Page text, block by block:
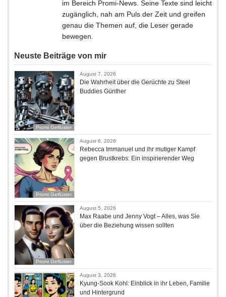
im Bereich Promi-News. Seine Texte sind leicht
zugänglich, nah am Puls der Zeit und greifen
genau die Themen auf, die Leser gerade
bewegen.
Neuste Beiträge von mir
Promi Geflüster
August 7, 2026
Die Wahrheit über die Gerüchte zu Steel
Buddies Günther
Promi Geflüster
August 6, 2026
Rebecca Immanuel und ihr mutiger Kampf
gegen Brustkrebs: Ein inspirierender Weg
Promi Geflüster
August 5, 2026
Max Raabe und Jenny Vogt – Alles, was Sie
über die Beziehung wissen sollten
August 3, 2026
Kyung-Sook Kohl: Einblick in ihr Leben, Familie
und Hintergrund